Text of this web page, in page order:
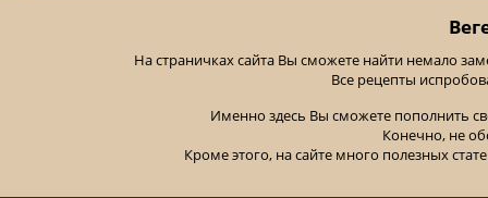
На страничках сайта Вы сможете найти немало
Все рецепты
Именно здесь Вы сможете пополнить
Конечно, не
Кроме этого, на сайте много полезных